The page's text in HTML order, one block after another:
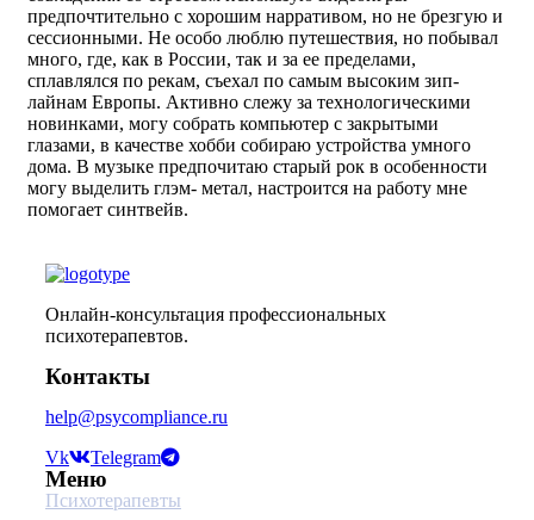
предпочтительно с хорошим нарративом, но не брезгую и
сессионными. Не особо люблю путешествия, но побывал
много, где, как в России, так и за ее пределами,
сплавлялся по рекам, съехал по самым высоким зип-
лайнам Европы. Активно слежу за технологическими
новинками, могу собрать компьютер с закрытыми
глазами, в качестве хобби собираю устройства умного
дома. В музыке предпочитаю старый рок в особенности
могу выделить глэм- метал, настроится на работу мне
помогает синтвейв.
Онлайн-консультация профессиональных
психотерапевтов.
Контакты
help@psycompliance.ru
Vk
Telegram
Меню
Психотерапевты